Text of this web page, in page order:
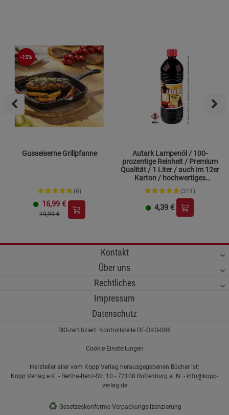
-15%
Gusseiserne Grillpfanne
(6)
16,99 €
19,99 €
Autark Lampenöl / 100-
prozentige Reinheit / Premium
Qualität / 1 Liter / auch im 12er
Karton / hochwertiges
Paraffinöl
(311)
4,39 €
Kontakt
Über uns
Rechtliches
Impressum
Datenschutz
BIO-zertifiziert: Kontrollstelle DE-ÖKO-006
Cookie-Einstellungen
Hersteller aller vom Kopp Verlag herausgegebenen Bücher ist:
Kopp Verlag e.K. - Bertha-Benz-Str. 10 - 72108 Rottenburg a. N. - info@kopp-
verlag.de
♻ Gesetzeskonforme Verpackungslizenzierung